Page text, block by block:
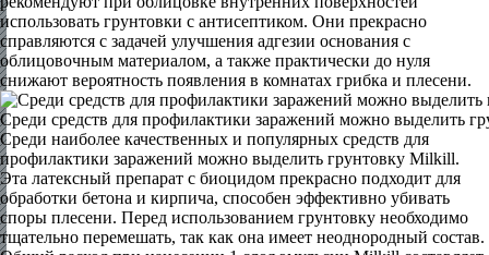
использовать грунтовки с антисептиком. Они прекрасно
справляются с задачей улучшения адгезии основания с
облицовочным материалом, а также практически до нуля
снижают вероятность появления в комнатах грибка и плесени.
Среди средств для профилактики заражений можно выделить
Среди наиболее качественных и популярных средств для
профилактики заражений можно выделить грунтовку Milkill.
Эта латексный препарат с биоцидом прекрасно подходит для
обработки бетона и кирпича, способен эффективно убивать
споры плесени. Перед использованием грунтовку необходимо
тщательно перемешать, так как она имеет неоднородный состав.